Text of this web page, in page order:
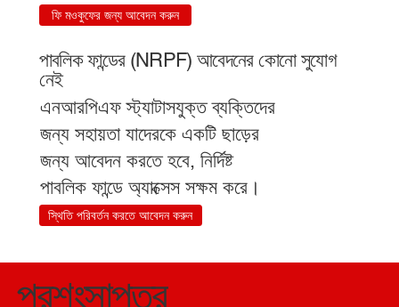
ফি মওকুফের জন্য আবেদন করুন
পাবলিক ফান্ডের (NRPF) আবেদনের কোনো সুযোগ
নেই
এনআরপিএফ স্ট্যাটাসযুক্ত ব্যক্তিদের
জন্য সহায়তা যাদেরকে একটি ছাড়ের
জন্য আবেদন করতে হবে, নির্দিষ্ট
পাবলিক ফান্ডে অ্যাক্সেস সক্ষম করে।
স্থিতি পরিবর্তন করতে আবেদন করুন
প্রশংসাপত্র